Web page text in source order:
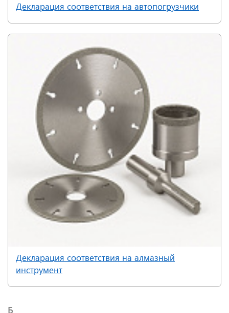
Декларация соответствия на автопогрузчики
Декларация соответствия на алмазный
инструмент
Б